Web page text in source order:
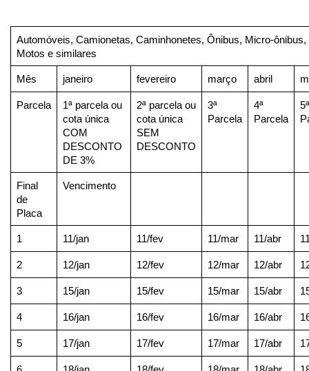
Automóveis, Camionetas, Caminhonetes, Ônibus, Micro-ônibus,
Motos e similares
Mês janeiro fevereiro março abril
Parcela
1ª parcela ou
cota única
COM
DESCONTO
DE 3%
2ª parcela ou
cota única
SEM
DESCONTO
3ª
Parcela
4ª
Parcela
5ª
Final
de
Placa
Vencimento
1 11/jan 11/fev 11/mar 11/abr
2 12/jan 12/fev 12/mar 12/abr
3 15/jan 15/fev 15/mar 15/abr
4 16/jan 16/fev 16/mar 16/abr
5 17/jan 17/fev 17/mar 17/abr